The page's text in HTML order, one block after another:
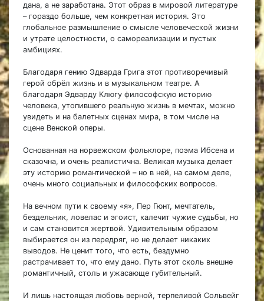
дана, а не заработана. Этот образ в мировой литературе
– гораздо больше, чем конкретная история. Это
глобальное размышление о смысле человеческой жизни
и утрате целостности, о самореализации и пустых
амбициях.
Благодаря гению Эдварда Грига этот противоречивый
герой обрёл жизнь и в музыкальном театре. А
благодаря Эдварду Клюгу философскую историю
человека, утопившего реальную жизнь в мечтах, можно
увидеть и на балетных сценах мира, в том числе на
сцене Венской оперы.
Основанная на норвежском фольклоре, поэма Ибсена и
сказочна, и очень реалистична. Великая музыка делает
эту историю романтической – но в ней, на самом деле,
очень много социальных и философских вопросов.
На вечном пути к своему «я», Пер Гюнт, мечтатель,
бездельник, ловелас и эгоист, калечит чужие судьбы, но
и сам становится жертвой. Удивительным образом
выбирается он из передряг, но не делает никаких
выводов. Не ценит того, что есть, бездумно
растрачивает то, что ему дано. Путь этот сколь внешне
романтичный, столь и ужасающе губительный.
И лишь настоящая любовь верной, терпеливой Сольвейг